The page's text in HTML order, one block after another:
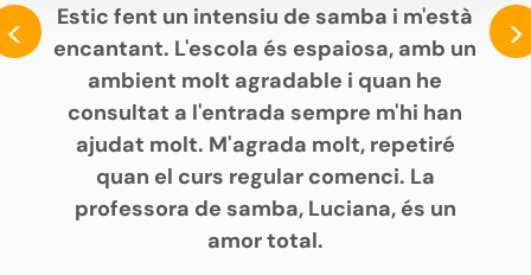
<
Estic fent un intensiu de samba i m'està
encantant. L'escola és espaiosa, amb un
ambient molt agradable i quan he
consultat a l'entrada sempre m'hi han
ajudat molt. M'agrada molt, repetiré
quan el curs regular comenci. La
professora de samba, Luciana, és un
amor total.
>